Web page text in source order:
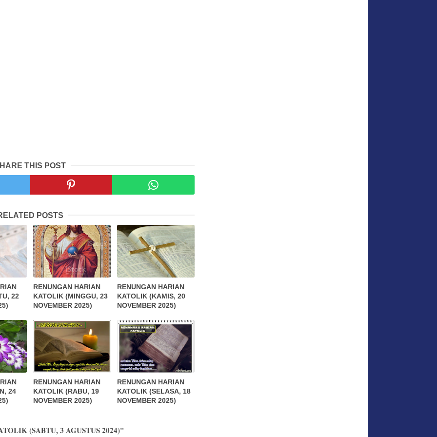
THIS POST
POSTS
22
RENUNGAN HARIAN
KATOLIK (MINGGU, 23
NOVEMBER 2025)
RENUNGAN HARIAN
KATOLIK (KAMIS, 20
NOVEMBER 2025)
24
RENUNGAN HARIAN
KATOLIK (RABU, 19
NOVEMBER 2025)
RENUNGAN HARIAN
KATOLIK (SELASA, 18
NOVEMBER 2025)
(SABTU, 3 AGUSTUS 2024)"